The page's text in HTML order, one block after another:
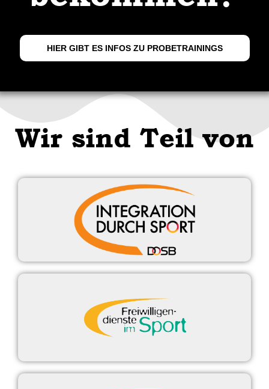
HIER GIBT ES INFOS ZU PROBETRAININGS
Wir sind Teil von